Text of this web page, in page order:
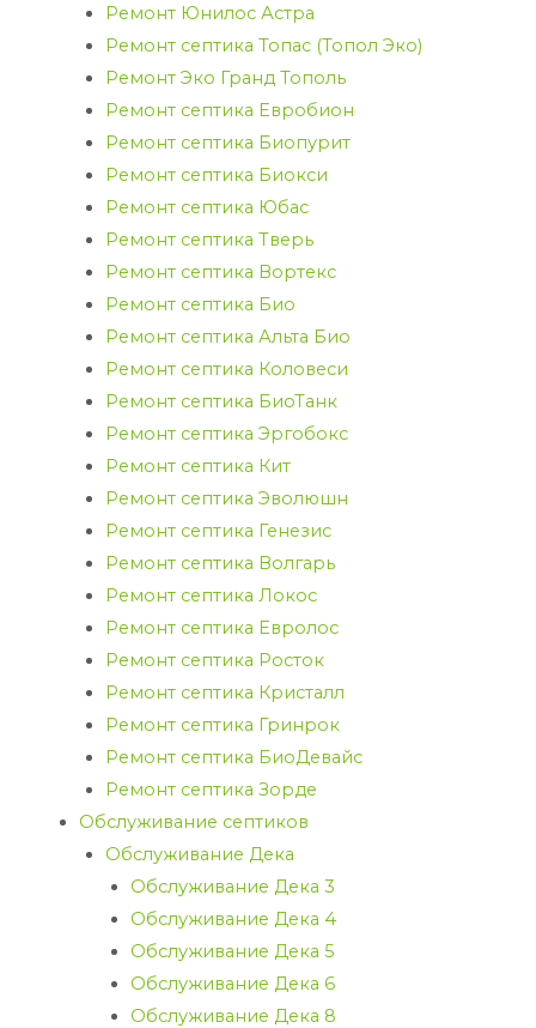
Ремонт Юнилос Астра
Ремонт септика Топас (Топол Эко)
Ремонт Эко Гранд Тополь
Ремонт септика Евробион
Ремонт септика Биопурит
Ремонт септика Биокси
Ремонт септика Юбас
Ремонт септика Тверь
Ремонт септика Вортекс
Ремонт септика Био
Ремонт септика Альта Био
Ремонт септика Коловеси
Ремонт септика БиоТанк
Ремонт септика Эргобокс
Ремонт септика Кит
Ремонт септика Эволюшн
Ремонт септика Генезис
Ремонт септика Волгарь
Ремонт септика Локос
Ремонт септика Евролос
Ремонт септика Росток
Ремонт септика Кристалл
Ремонт септика Гринрок
Ремонт септика БиоДевайс
Ремонт септика Зорде
Обслуживание септиков
Обслуживание Дека
Обслуживание Дека 3
Обслуживание Дека 4
Обслуживание Дека 5
Обслуживание Дека 6
Обслуживание Дека 8